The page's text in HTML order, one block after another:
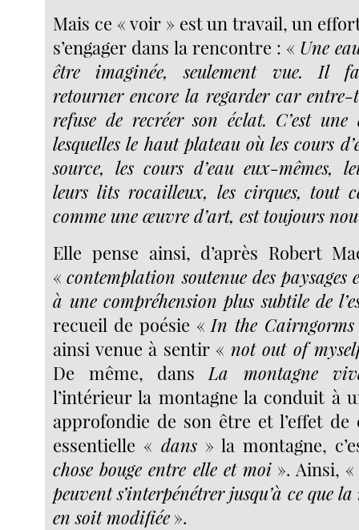
Mais ce « voir » est un travail, un
s’engager dans la rencontre : « Une
être imaginée, seulement vue. Il
retourner encore la regarder car entre-
refuse de recréer son éclat. C’est
lesquelles le haut plateau où les cours
source, les cours d’eau eux-mêmes,
leurs lits rocailleux, les cirques, tout
comme une œuvre d’art, est toujours
Elle pense ainsi, d’après Robert
«contemplation soutenue des
à une compréhension plus subtile de
recueil de poésie « In the Cairngorms
ainsi venue à sentir « not out of
De même, dans La montagne
l’intérieur la montagne la conduit à
approfondie de son être et l’effet de
essentielle « dans» la montagne,
chose bouge entre elle et moi». Ainsi,
peuvent s’interpénétrer jusqu’à ce que
en soit modifiée ».